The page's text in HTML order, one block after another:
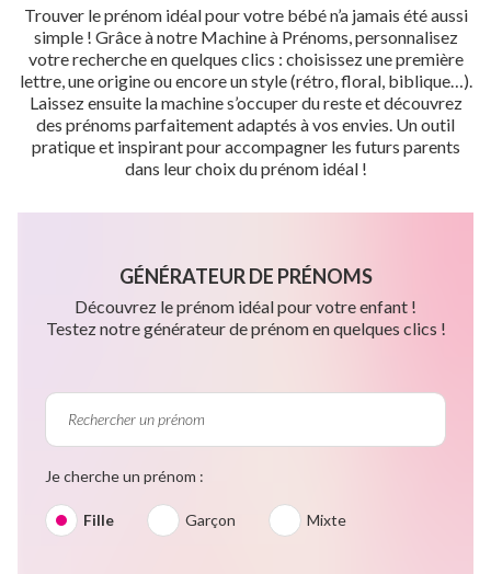
Trouver le prénom idéal pour votre bébé n’a jamais été aussi
simple ! Grâce à notre Machine à Prénoms, personnalisez
votre recherche en quelques clics : choisissez une première
lettre, une origine ou encore un style (rétro, floral, biblique…).
Laissez ensuite la machine s’occuper du reste et découvrez
des prénoms parfaitement adaptés à vos envies. Un outil
pratique et inspirant pour accompagner les futurs parents
dans leur choix du prénom idéal !
GÉNÉRATEUR DE PRÉNOMS
Découvrez le prénom idéal pour votre enfant !
Testez notre générateur de prénom en quelques clics !
Je cherche un prénom :
Fille Garçon Mixte